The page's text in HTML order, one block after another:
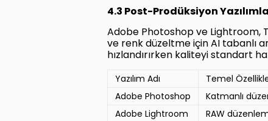
4.3 Post-Prodüksiyon
Adobe Photoshop ve Lightroom,
ve renk düzeltme için AI tabanlı
hızlandırırken kaliteyi standart
Yazılım Adı Temel
Adobe Photoshop
Katmanlı
Adobe Lightroom
RAW